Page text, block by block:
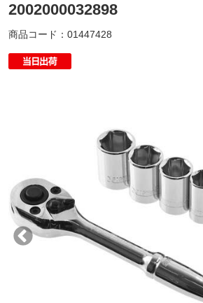
2002000032898
商品コード： 01447428